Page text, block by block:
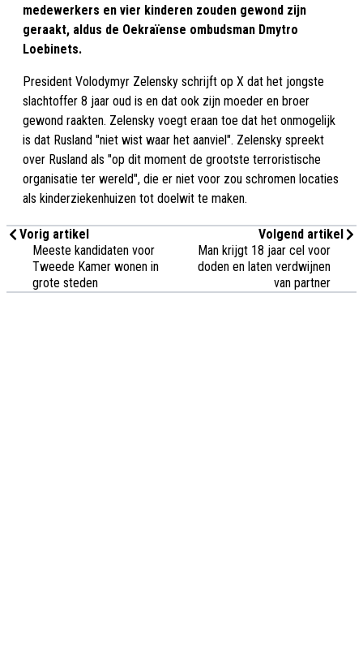
medewerkers en vier kinderen zouden gewond zijn
geraakt, aldus de Oekraïense ombudsman Dmytro
Loebinets.
President Volodymyr Zelensky schrijft op X dat het jongste
slachtoffer 8 jaar oud is en dat ook zijn moeder en broer
gewond raakten. Zelensky voegt eraan toe dat het onmogelijk
is dat Rusland "niet wist waar het aanviel". Zelensky spreekt
over Rusland als "op dit moment de grootste terroristische
organisatie ter wereld", die er niet voor zou schromen locaties
als kinderziekenhuizen tot doelwit te maken.
Vorig artikel
Meeste kandidaten voor
Tweede Kamer wonen in
grote steden
Volgend artikel
Man krijgt 18 jaar cel voor
doden en laten verdwijnen
van partner